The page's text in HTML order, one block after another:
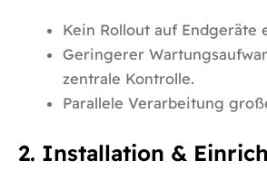
Kein Rollout auf Endgeräte
Geringerer
zentrale Kontrolle.
Parallele Verarbeitung
2. Installation &